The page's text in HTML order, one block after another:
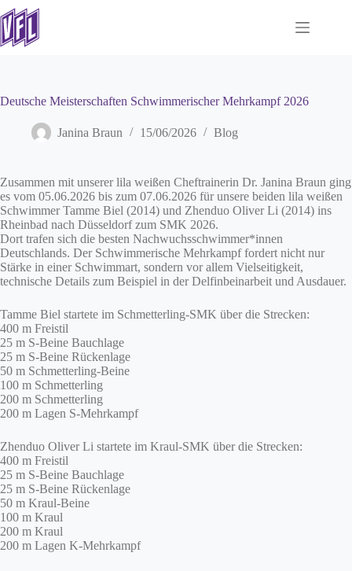
Zum
Inhalt
springen
Deutsche Meisterschaften Schwimmerischer Mehrkampf 2026
Janina Braun 15/06/2026 Blog
Zusammen mit unserer lila weißen Cheftrainerin Dr. Janina Braun ging
es vom 05.06.2026 bis zum 07.06.2026 für unsere beiden lila weißen
Schwimmer Tamme Biel (2014) und Zhenduo Oliver Li (2014) ins
Rheinbad nach Düsseldorf zum SMK 2026.
Dort trafen sich die besten Nachwuchsschwimmer*innen
Deutschlands. Der Schwimmerische Mehrkampf fordert nicht nur
Stärke in einer Schwimmart, sondern vor allem Vielseitigkeit,
technische Details zum Beispiel in der Delfinbeinarbeit und Ausdauer.
Tamme Biel startete im Schmetterling-SMK über die Strecken:
400 m Freistil
25 m S-Beine Bauchlage
25 m S-Beine Rückenlage
50 m Schmetterling-Beine
100 m Schmetterling
200 m Schmetterling
200 m Lagen S-Mehrkampf
Zhenduo Oliver Li startete im Kraul-SMK über die Strecken:
400 m Freistil
25 m S-Beine Bauchlage
25 m S-Beine Rückenlage
50 m Kraul-Beine
100 m Kraul
200 m Kraul
200 m Lagen K-Mehrkampf